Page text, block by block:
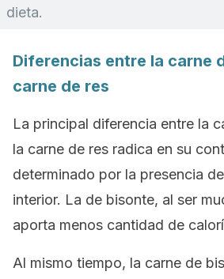
dieta.
Diferencias entre la carne
carne de res
La principal diferencia entre la
la carne de res radica en su
determinado por la presencia
interior. La de bisonte, al ser
aporta menos cantidad de
Al mismo tiempo, la carne de